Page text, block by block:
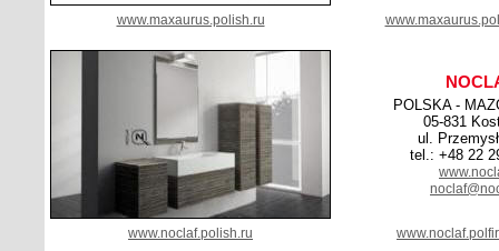
www.maxaurus.polish.ru
POLSKA -
05-831
ul.
tel.: +48 22
www.noclaf.polish.ru